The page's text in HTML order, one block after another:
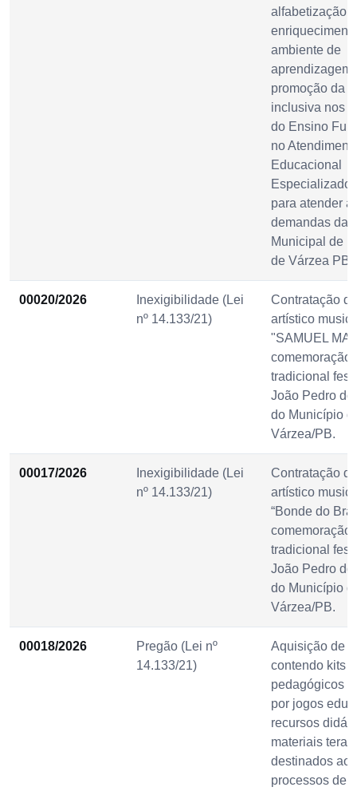
alfabetização,
ambiente de
aprendizagem
promoção da
inclusiva nos
do Ensino
no
Educacional
Especializado
para atender
demandas da
Municipal de
de Várzea PB.
00020/2026
Inexigibilidade (Lei
nº 14.133/21)
Contratação
artístico
"SAMUEL
comemoração
tradicional
João Pedro
do Município
Várzea/PB.
00017/2026
Inexigibilidade (Lei
nº 14.133/21)
Contratação
artístico
“Bonde do
comemoração
tradicional
João Pedro
do Município
Várzea/PB.
00018/2026
Pregão (Lei nº
14.133/21)
Aquisição de
contendo kits
pedagógicos
por jogos
recursos
materiais
destinados ao
processos de